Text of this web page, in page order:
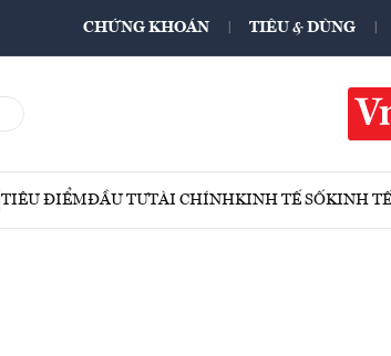
CHỨNG KHOÁN TIÊU & DÙNG
TIÊU ĐIỂMĐẦU TƯTÀI CHÍNHKINH TẾ SỐKINH